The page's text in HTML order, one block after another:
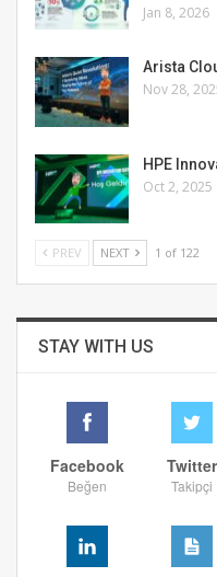
Jan 8, 2026
Arista
Nov 28,
HPE
Oct 2, 2025
PREV NEXT 1 of 122
STAY WITH US
Facebook
Beğen
Twitter
Takipçi